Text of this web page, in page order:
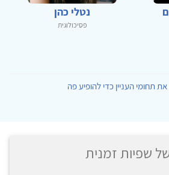
נטלי כהן
פסיכולוגית
תחומי העניין כדי להופיע פה
שפיות זמנית